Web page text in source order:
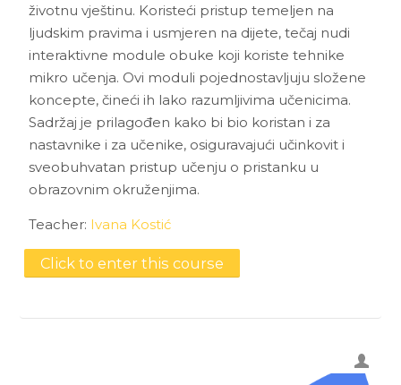
životnu vještinu. Koristeći pristup temeljen na
ljudskim pravima i usmjeren na dijete, tečaj nudi
interaktivne module obuke koji koriste tehnike
mikro učenja. Ovi moduli pojednostavljuju složene
koncepte, čineći ih lako razumljivima učenicima.
Sadržaj je prilagođen kako bi bio koristan i za
nastavnike i za učenike, osiguravajući učinkovit i
sveobuhvatan pristup učenju o pristanku u
obrazovnim okruženjima.
Teacher: Ivana Kostić
Click to enter this course